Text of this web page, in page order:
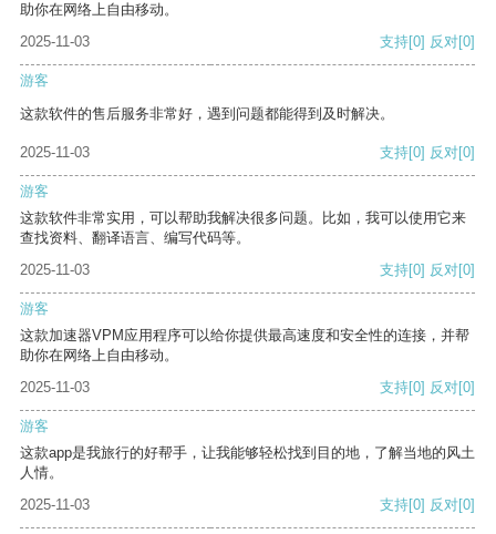
助你在网络上自由移动。
2025-11-03
支持[0] 反对[0]
游客
这款软件的售后服务非常好，遇到问题都能得到及时解决。
2025-11-03 支持[0] 反对[0]
游客
这款软件非常实用，可以帮助我解决很多问题。比如，我可以使用它来
查找资料、翻译语言、编写代码等。
2025-11-03
支持[0] 反对[0]
游客
这款加速器VPM应用程序可以给你提供最高速度和安全性的连接，并帮
助你在网络上自由移动。
2025-11-03
支持[0] 反对[0]
游客
这款app是我旅行的好帮手，让我能够轻松找到目的地，了解当地的风土
人情。
2025-11-03
支持[0] 反对[0]